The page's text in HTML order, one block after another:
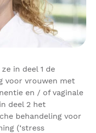
in deel 1 de
voor vrouwen met
en / of vaginale
deel 2 het
behandeling voor
(‘stress